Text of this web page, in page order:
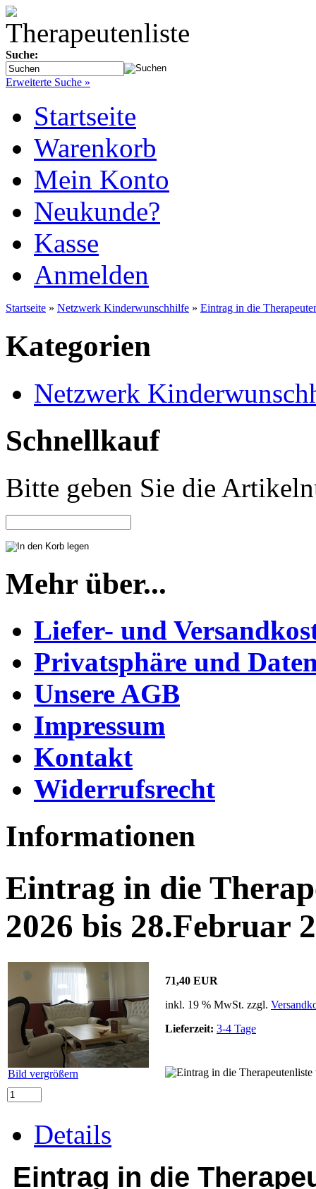
Suche:
Erweiterte Suche »
Startseite
Warenkorb
Mein Konto
Neukunde?
Kasse
Anmelden
Startseite » Netzwerk Kinderwunschhilfe » Eintrag in die
Kategorien
Netzwerk
Schnellkauf
Bitte geben Sie die
Mehr über...
Liefer- und
Privatsphäre und
Unsere AGB
Impressum
Kontakt
Widerrufsrecht
Informationen
Eintrag in die
2026 bis 28.Februar
Bild vergrößern
71,40 EUR
inkl. 19 % MwSt. zzgl.
Lieferzeit: 3-4 Tage
Details
Eintrag in die